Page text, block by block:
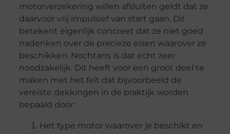
motorverzekering willen afsluiten geldt dat ze
daarvoor vrij impulsief van start gaan. Dit
betekent eigenlijk concreet dat ze niet goed
nadenken over de precieze eisen waarover ze
beschikken. Nochtans is dat echt zeer
noodzakelijk. Dit heeft voor een groot deel te
maken met het feit dat bijvoorbeeld de
vereiste dekkingen in de praktijk worden
bepaald door:
Het type motor waarover je beschikt en